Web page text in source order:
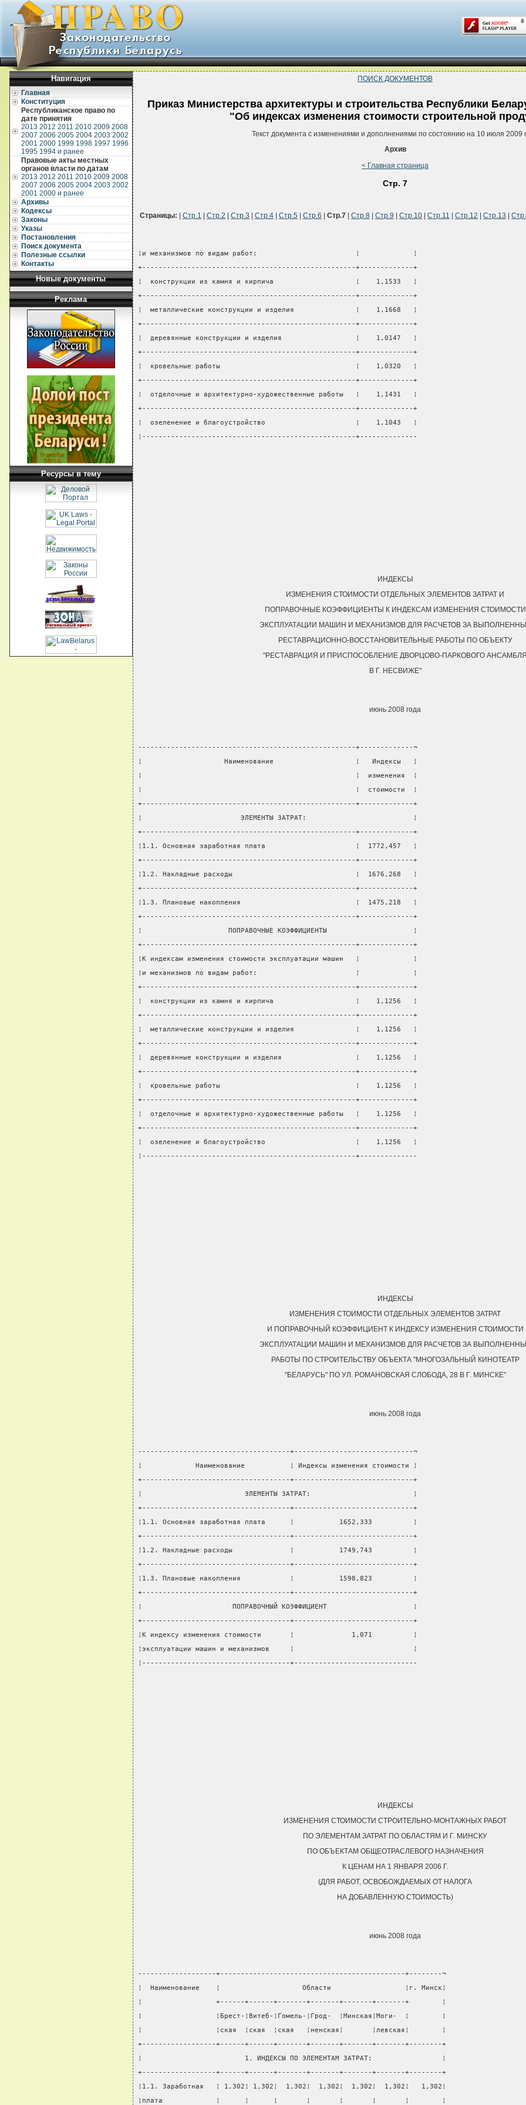
Навигация
Главная
Конституция
Республиканское право по
дате принятия
2013 2012 2011 2010 2009 2008
2007 2006 2005 2004 2003 2002
2001 2000 1999 1998 1997 1996
1995 1994 и ранее
Правовые акты местных
органов власти по датам
2013 2012 2011 2010 2009 2008
2007 2006 2005 2004 2003 2002
2001 2000 и ранее
Архивы
Кодексы
Законы
Указы
Постановления
Поиск документа
Полезные ссылки
Контакты
Новые документы
Реклама
Ресурсы в тему
ПОИСК ДОКУМЕНТОВ
Приказ Министерства архитектуры и строительства Республики
"Об индексах изменения стоимости строительной
Текст документа с изменениями и дополнениями по состоянию на 10 июля 2009
Архив
< Главная страница
Стр. 7
Страницы: Стр.1 Стр.2 Стр.3 Стр.4 Стр.5 Стр.6 Стр.7 Стр.8 Стр.9 Стр.10 Стр.11 Стр.12 Стр.13
¦и механизмов по видам работ:                        ¦             ¦
+----------------------------------------------------+-------------+
¦  конструкции из камня и кирпича                    ¦    1,1533   ¦
+----------------------------------------------------+-------------+
¦  металлические конструкции и изделия               ¦    1,1668   ¦
+----------------------------------------------------+-------------+
¦  деревянные конструкции и изделия                  ¦    1,0147   ¦
+----------------------------------------------------+-------------+
¦  кровельные работы                                 ¦    1,0320   ¦
+----------------------------------------------------+-------------+
¦  отделочные и архитектурно-художественные работы   ¦    1,1431   ¦
+----------------------------------------------------+-------------+
¦  озеленение и благоустройство                      ¦    1,1043   ¦
¦----------------------------------------------------+--------------
ИНДЕКСЫ
ИЗМЕНЕНИЯ СТОИМОСТИ ОТДЕЛЬНЫХ ЭЛЕМЕНТОВ ЗАТРАТ И
ПОПРАВОЧНЫЕ КОЭФФИЦИЕНТЫ К ИНДЕКСАМ ИЗМЕНЕНИЯ СТОИМОСТИ
ЭКСПЛУАТАЦИИ МАШИН И МЕХАНИЗМОВ ДЛЯ РАСЧЕТОВ ЗА
РЕСТАВРАЦИОННО-ВОССТАНОВИТЕЛЬНЫЕ РАБОТЫ ПО ОБЪЕКТУ
"РЕСТАВРАЦИЯ И ПРИСПОСОБЛЕНИЕ ДВОРЦОВО-ПАРКОВОГО
В Г. НЕСВИЖЕ"
июнь 2008 года
-----------------------------------------------------+-------------¬
¦                    Наименование                    ¦   Индексы   ¦
¦                                                    ¦  изменения  ¦
¦                                                    ¦  стоимости  ¦
+----------------------------------------------------+-------------+
¦                        ЭЛЕМЕНТЫ ЗАТРАТ:                          ¦
+----------------------------------------------------+-------------+
¦1.1. Основная заработная плата                      ¦  1772,457   ¦
+----------------------------------------------------+-------------+
¦1.2. Накладные расходы                              ¦  1676,268   ¦
+----------------------------------------------------+-------------+
¦1.3. Плановые накопления                            ¦  1475,218   ¦
+----------------------------------------------------+-------------+
¦                     ПОПРАВОЧНЫЕ КОЭФФИЦИЕНТЫ                     ¦
+----------------------------------------------------+-------------+
¦К индексам изменения стоимости эксплуатации машин   ¦             ¦
¦и механизмов по видам работ:                        ¦             ¦
+----------------------------------------------------+-------------+
¦  конструкции из камня и кирпича                    ¦    1,1256   ¦
+----------------------------------------------------+-------------+
¦  металлические конструкции и изделия               ¦    1,1256   ¦
+----------------------------------------------------+-------------+
¦  деревянные конструкции и изделия                  ¦    1,1256   ¦
+----------------------------------------------------+-------------+
¦  кровельные работы                                 ¦    1,1256   ¦
+----------------------------------------------------+-------------+
¦  отделочные и архитектурно-художественные работы   ¦    1,1256   ¦
+----------------------------------------------------+-------------+
¦  озеленение и благоустройство                      ¦    1,1256   ¦
¦----------------------------------------------------+--------------
ИНДЕКСЫ
ИЗМЕНЕНИЯ СТОИМОСТИ ОТДЕЛЬНЫХ ЭЛЕМЕНТОВ ЗАТРАТ
И ПОПРАВОЧНЫЙ КОЭФФИЦИЕНТ К ИНДЕКСУ ИЗМЕНЕНИЯ СТОИМОСТИ
ЭКСПЛУАТАЦИИ МАШИН И МЕХАНИЗМОВ ДЛЯ РАСЧЕТОВ ЗА
РАБОТЫ ПО СТРОИТЕЛЬСТВУ ОБЪЕКТА "МНОГОЗАЛЬНЫЙ КИНОТЕАТР
"БЕЛАРУСЬ" ПО УЛ. РОМАНОВСКАЯ СЛОБОДА, 28 В Г. МИНСКЕ"
июнь 2008 года
-------------------------------------+-----------------------------¬
¦             Наименование           ¦ Индексы изменения стоимости ¦
+------------------------------------+-----------------------------+
¦                         ЭЛЕМЕНТЫ ЗАТРАТ:                         ¦
+------------------------------------+-----------------------------+
¦1.1. Основная заработная плата      ¦           1652,333          ¦
+------------------------------------+-----------------------------+
¦1.2. Накладные расходы              ¦           1749,743          ¦
+------------------------------------+-----------------------------+
¦1.3. Плановые накопления            ¦           1598,823          ¦
+------------------------------------+-----------------------------+
¦                      ПОПРАВОЧНЫЙ КОЭФФИЦИЕНТ                     ¦
+------------------------------------+-----------------------------+
¦К индексу изменения стоимости       ¦              1,071          ¦
¦эксплуатации машин и механизмов     ¦                             ¦
¦------------------------------------+------------------------------
ИНДЕКСЫ
ИЗМЕНЕНИЯ СТОИМОСТИ СТРОИТЕЛЬНО-МОНТАЖНЫХ РАБОТ
ПО ЭЛЕМЕНТАМ ЗАТРАТ ПО ОБЛАСТЯМ И Г. МИНСКУ
ПО ОБЪЕКТАМ ОБЩЕОТРАСЛЕВОГО НАЗНАЧЕНИЯ
К ЦЕНАМ НА 1 ЯНВАРЯ 2006 Г.
(ДЛЯ РАБОТ, ОСВОБОЖДАЕМЫХ ОТ НАЛОГА
НА ДОБАВЛЕННУЮ СТОИМОСТЬ)
июнь 2008 года
-------------------+---------------------------------------------+--------¬
¦  Наименование    ¦                    Области                  ¦г. Минск¦
¦                  +------+------+-------+-------+-------+-------+        ¦
¦                  ¦Брест-¦Витеб-¦Гомель-¦Грод-  ¦Минская¦Моги-  ¦        ¦
¦                  ¦ская  ¦ская  ¦ская   ¦ненская¦       ¦левская¦        ¦
+------------------+------+------+-------+-------+-------+-------+--------+
¦                         1. ИНДЕКСЫ ПО ЭЛЕМЕНТАМ ЗАТРАТ:                 ¦
+------------------+------+------+-------+-------+-------+-------+--------+
¦1.1. Заработная   ¦ 1,302¦ 1,302¦  1,302¦  1,302¦  1,302¦  1,302¦   1,302¦
¦плата             ¦      ¦      ¦       ¦       ¦       ¦       ¦        ¦